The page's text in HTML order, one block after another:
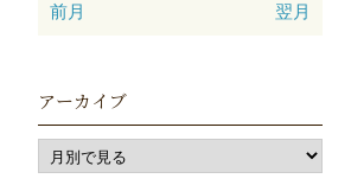
前月 翌月
アーカイブ